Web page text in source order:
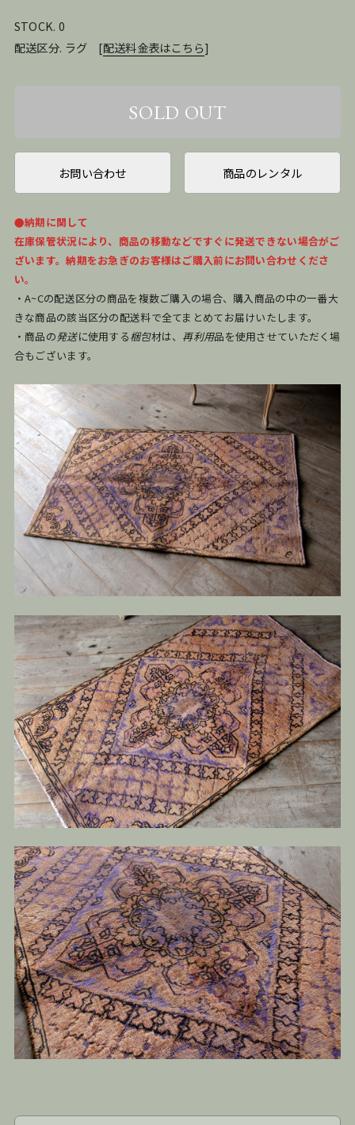
STOCK. 0
配送区分. ラグ [配送料金表はこちら]
お問い合わせ 商品のレンタル
●納期に関して
在庫保管状況により、商品の移動などですぐに発送できない場合がご
ざいます。納期をお急ぎのお客様はご購入前にお問い合わせくださ
い。
・A~Cの配送区分の商品を複数ご購入の場合、購入商品の中の一番大
きな商品の該当区分の配送料で全てまとめてお届けいたします。
・商品の発送に使用する梱包材は、 再利用品を使用させていただく場
合もございます。